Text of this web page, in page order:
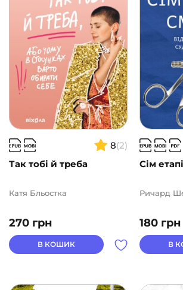
Подарункові сертифікати
ВИДАВНИЦТВА
АВТОРИ
ЦІНА
2
8(2)
Так тобі й треба
270 грн
Катя Бльостка
В КОШИК
Сім
180 грн
Ричард
В